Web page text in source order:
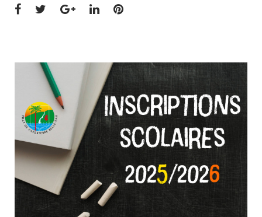
Facebook
TwitterGoogle+LinkedInPinterest